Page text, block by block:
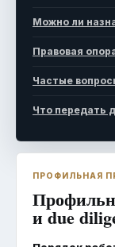
Можно ли
Правовая
Частые
Что передать
ПРОФИЛЬНАЯ
и due